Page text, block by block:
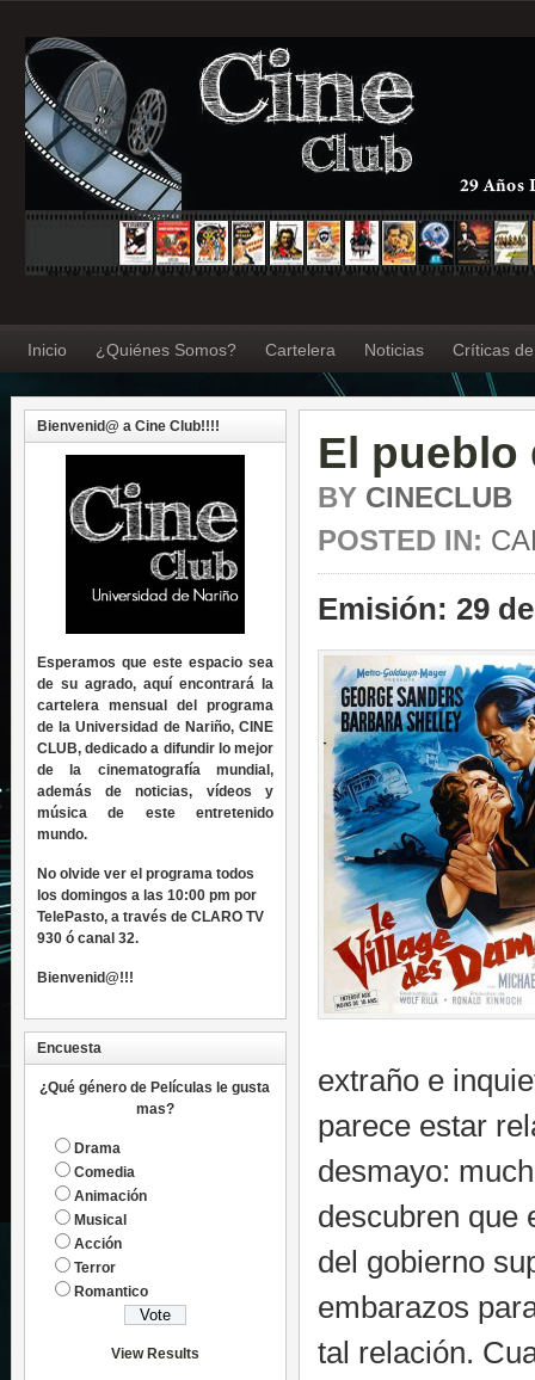
Inicio ¿Quiénes Somos? Cartelera Noticias Críticas
El
BY CINECLUB
POSTED IN:
Emisión: 29
extraño e
parece estar
desmayo:
descubren que
del gobierno
embarazos
tal relación.
Bienvenid@ a Cine Club!!!!
Esperamos que este espacio sea
de su agrado, aquí encontrará la
cartelera mensual del programa
de la Universidad de Nariño, CINE
CLUB, dedicado a difundir lo mejor
de la cinematografía mundial,
además de noticias, vídeos y
música de este entretenido
mundo.
No olvide ver el programa todos
los domingos a las 10:00 pm por
TelePasto, a través de CLARO TV
930 ó canal 32.
Bienvenid@!!!
Encuesta
¿Qué género de Películas le gusta
mas?
Drama
Comedia
Animación
Musical
Acción
Terror
Romantico
View Results